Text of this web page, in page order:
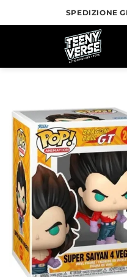
ai
SPEDIZIONE